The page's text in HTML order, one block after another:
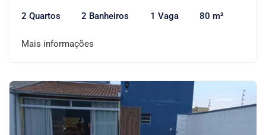
2 Quartos 2 Banheiros 1 Vaga 80 m²
Mais informações